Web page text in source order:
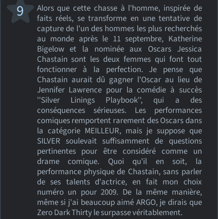
Alors que cette chasse à l'homme, inspirée de
faits réels, se transforme en une tentative de
capture de l'un des hommes les plus recherchés
au monde après le 11 septembre, Katherine
Bigelow et la nominée aux Oscars Jessica
Chastain sont les deux femmes qui font tout
fonctionner à la perfection. Je pense que
Chastain aurait dû gagner l'Oscar au lieu de
Jennifer Lawrence pour la comédie à succès
''Silver Linings Playbook'', qui a des
conséquences sérieuses. Les performances
comiques remportent rarement des Oscars dans
la catégorie MEILLEUR, mais je suppose que
SILVER soulevait suffisamment de questions
pertinentes pour être considéré comme un
drame comique. Quoi qu'il en soit, la
performance physique de Chastain, sans parler
de ses talents d'actrice, en fait mon choix
numéro un pour 2009. De la même manière,
même si j'ai beaucoup aimé ARGO, je dirais que
Zero Dark Thirty le surpasse véritablement.
9